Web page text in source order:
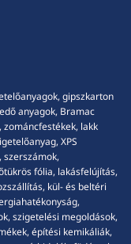
gipszkarton
anyagok, Bramac
lakk
XPS
szerszámok,
fólia, lakásfelújítás,
kül- és beltéri
szigetelési megoldások,
építési kemikáliák,